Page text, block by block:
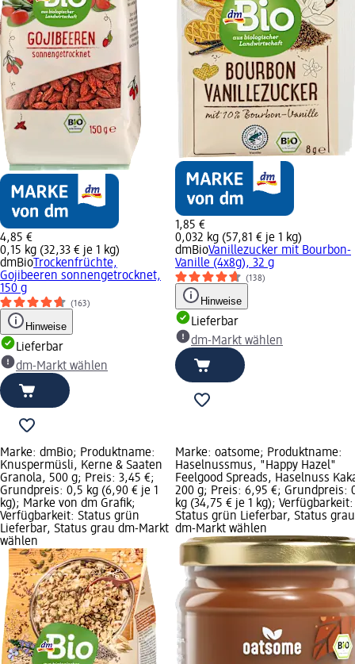
4,85 €
0,15 kg (32,33 € je 1 kg)
dmBioTrockenfrüchte,
Gojibeeren sonnengetrocknet,
150 g
(163)
Hinweise
Lieferbar
dm-Markt wählen
1,85 €
0,032 kg (57,81 € je 1 kg)
dmBioVanillezucker mit Bourbon-
Vanille (4x8g), 32 g
(138)
Hinweise
Lieferbar
dm-Markt wählen
Marke: dmBio; Produktname:
Knuspermüsli, Kerne & Saaten
Granola, 500 g; Preis: 3,45 €;
Grundpreis: 0,5 kg (6,90 € je 1
kg); Marke von dm Grafik;
Verfügbarkeit: Status grün
Lieferbar, Status grau dm-Markt
wählen
Marke: oatsome; Produktname:
Haselnussmus, "Happy Hazel"
Feelgood Spreads, Haselnuss
200 g; Preis: 6,95 €; Grundpreis:
kg (34,75 € je 1 kg); Verfügbarkeit:
Status grün Lieferbar, Status grau
dm-Markt wählen